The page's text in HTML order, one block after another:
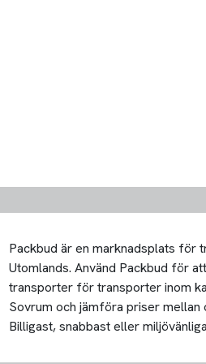
Packbud är en marknadsplats för
Utomlands. Använd Packbud för
transporter för transporter inom
Sovrum och jämföra priser mellan
Billigast, snabbast eller